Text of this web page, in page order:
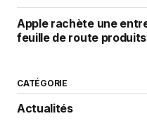
Apple rachète une
feuille de route produits
CATÉGORIE
Actualités